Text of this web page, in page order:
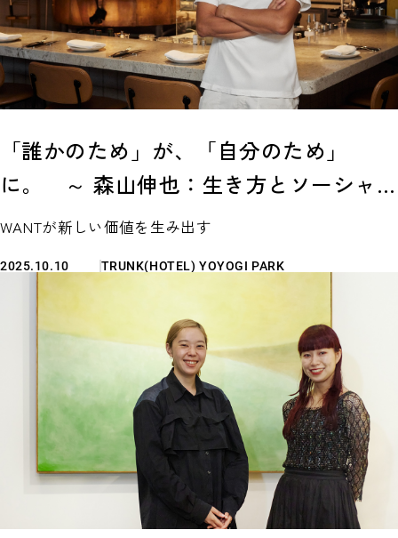
「誰かのため」が、「自分のため」
に。 ～ 森山伸也：生き方とソーシャ
ライジングが重なる幸福 〜
WANTが新しい価値を生み出す
2025.10.10 TRUNK(HOTEL) YOYOGI PARK